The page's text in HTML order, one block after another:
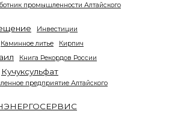
промышленности Алтайского
Инвестиции
Каминное литье Кирпич
Книга Рекордов России
Кучуксульфат
предприятие Алтайского